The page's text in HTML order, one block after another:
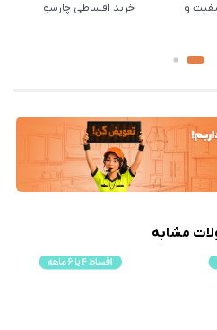
و
خرید اقساطی چارسو
مشابه